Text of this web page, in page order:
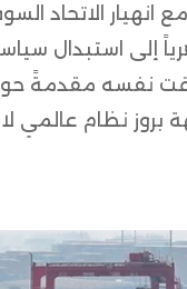
انهيار الاتحاد
استبدال
نفسه مقدمةً
نظام عالمي